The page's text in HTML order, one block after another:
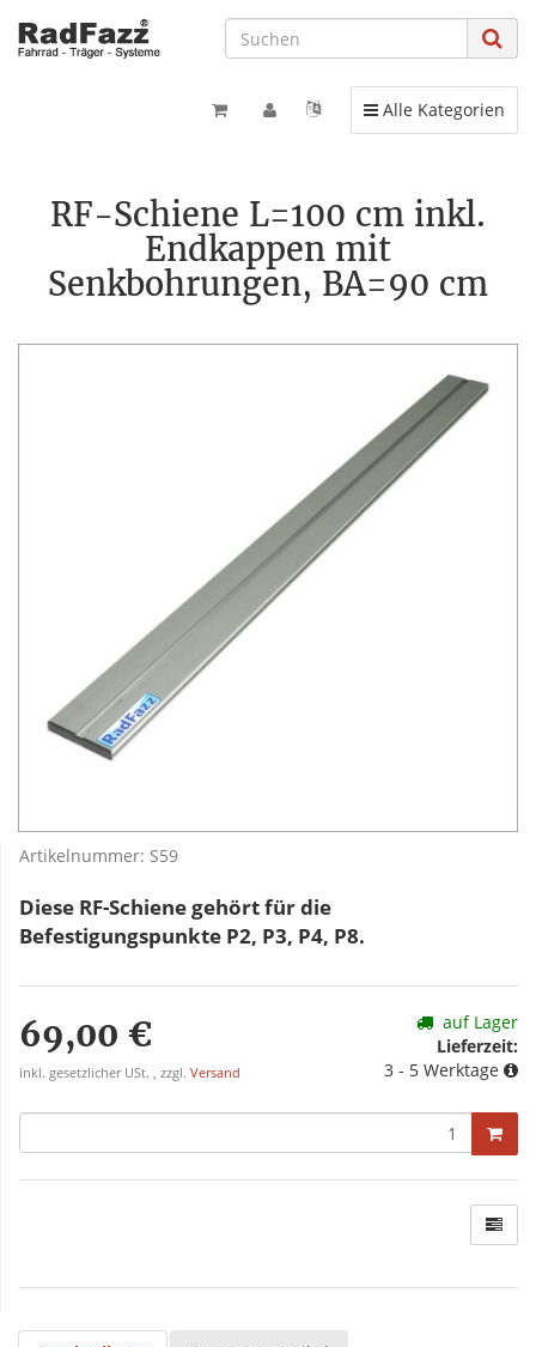
Toggle navigation
Alle Kategorien
RF-Schiene L=100 cm inkl.
Endkappen mit
Senkbohrungen, BA=90 cm
Artikelnummer: S59
Diese RF-Schiene gehört für die
Befestigungspunkte P2, P3, P4, P8.
69,00 €
inkl. gesetzlicher USt. , zzgl. Versand
auf Lager
Lieferzeit:
3 - 5 Werktage